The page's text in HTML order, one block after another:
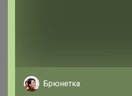
Брюнетка